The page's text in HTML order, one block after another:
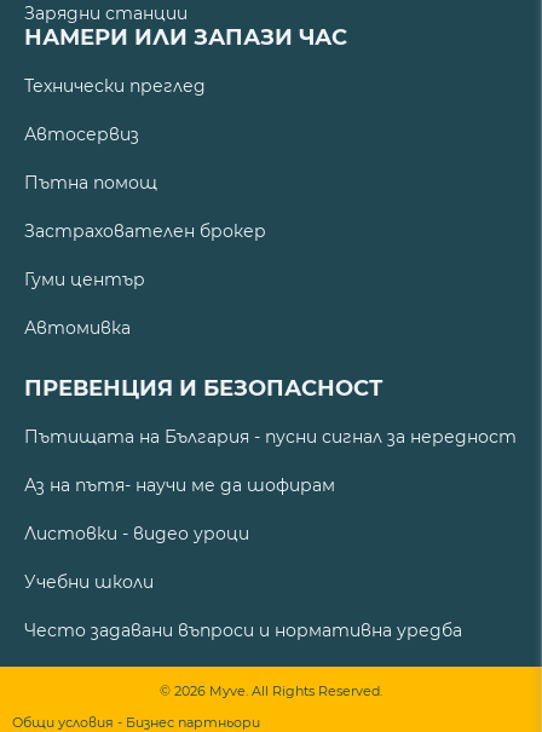
Зарядни станции
НАМЕРИ ИЛИ ЗАПАЗИ ЧАС
Технически преглед
Автосервиз
Пътна помощ
Застрахователен брокер
Гуми център
Автомивка
ПРЕВЕНЦИЯ И БЕЗОПАСНОСТ
Пътищата на България - пусни сигнал за нередност
Аз на пътя- научи ме да шофирам
Листовки - видео уроци
Учебни школи
Често задавани въпроси и нормативна уредба
© 2026 Myve. All Rights Reserved.
Общи условия - Бизнес партньори